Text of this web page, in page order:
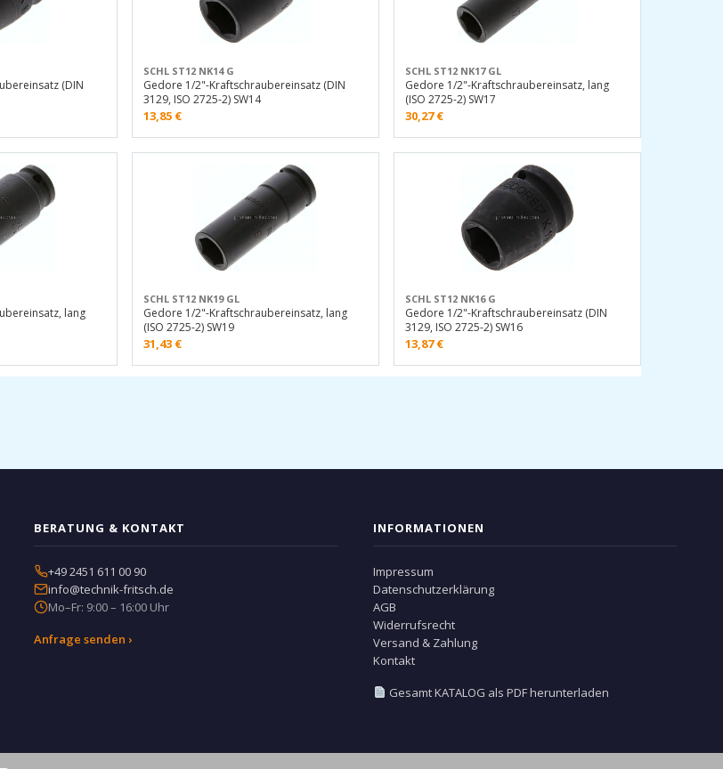
(DIN
SCHL ST12 NK14 G
Gedore 1/2"-Kraftschraubereinsatz (DIN
3129, ISO 2725-2) SW14
13,85 €
SCHL ST12 NK17 GL
Gedore 1/2"-Kraftschraubereinsatz, lang
(ISO 2725-2) SW17
30,27€
lang
SCHL ST12 NK19 GL
Gedore 1/2"-Kraftschraubereinsatz, lang
(ISO 2725-2) SW19
31,43 €
SCHL ST12 NK16 G
Gedore 1/2"-Kraftschraubereinsatz (DIN
3129, ISO 2725-2) SW16
13,87€
BERATUNG & KONTAKT
+49 2451 611 00 90
info@technik-fritsch.de
Mo–Fr: 9:00 – 16:00 Uhr
Anfrage senden ›
INFORMATIONEN
Impressum
Datenschutzerklärung
AGB
Widerrufsrecht
Versand & Zahlung
Kontakt
Gesamt KATALOG als PDF herunterladen